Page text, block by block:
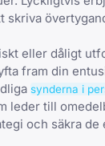
skriva
eller dåligt
fram din
synderna i
leder till
och säkra de